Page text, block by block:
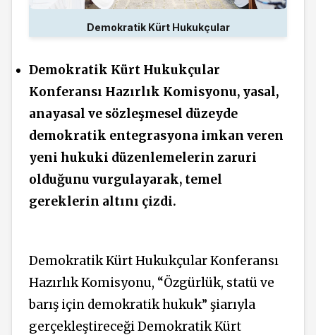
Demokratik Kürt Hukukçular
Demokratik Kürt Hukukçular
Konferansı Hazırlık Komisyonu, yasal,
anayasal ve sözleşmesel düzeyde
demokratik entegrasyona imkan veren
yeni hukuki düzenlemelerin zaruri
olduğunu vurgulayarak, temel
gereklerin altını çizdi.
Demokratik Kürt Hukukçular Konferansı
Hazırlık Komisyonu, “Özgürlük, statü ve
barış için demokratik hukuk” şiarıyla
gerçekleştireceği Demokratik Kürt